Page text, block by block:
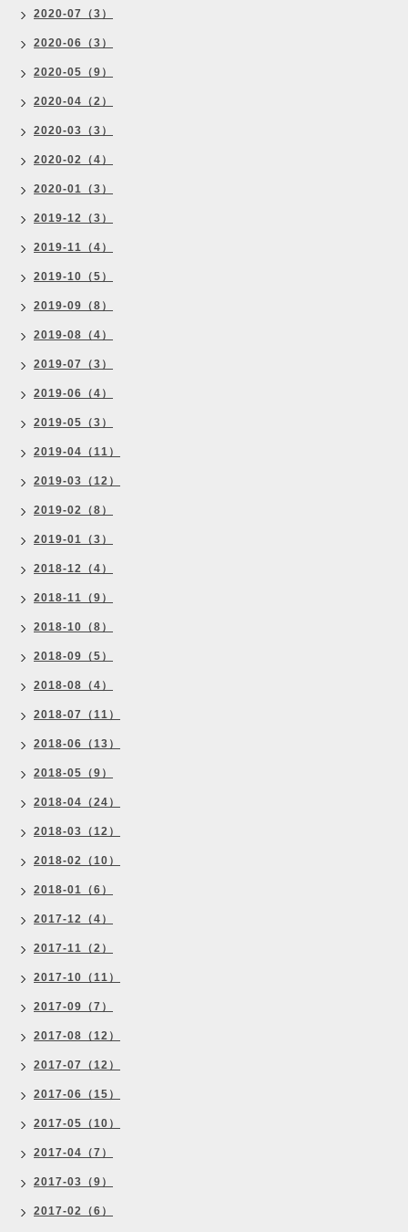
2020-07（3）
2020-06（3）
2020-05（9）
2020-04（2）
2020-03（3）
2020-02（4）
2020-01（3）
2019-12（3）
2019-11（4）
2019-10（5）
2019-09（8）
2019-08（4）
2019-07（3）
2019-06（4）
2019-05（3）
2019-04（11）
2019-03（12）
2019-02（8）
2019-01（3）
2018-12（4）
2018-11（9）
2018-10（8）
2018-09（5）
2018-08（4）
2018-07（11）
2018-06（13）
2018-05（9）
2018-04（24）
2018-03（12）
2018-02（10）
2018-01（6）
2017-12（4）
2017-11（2）
2017-10（11）
2017-09（7）
2017-08（12）
2017-07（12）
2017-06（15）
2017-05（10）
2017-04（7）
2017-03（9）
2017-02（6）